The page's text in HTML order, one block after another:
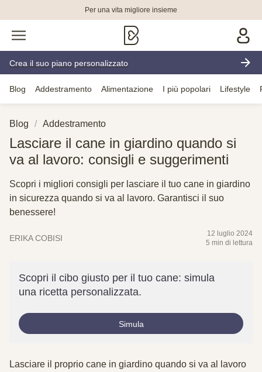
Per una vita migliore insieme
Crea il suo piano personalizzato
Blog Addestramento Alimentazione I più popolari Lifestyle
Blog Addestramento
Lasciare il cane in giardino quando si
va al lavoro: consigli e suggerimenti
Scopri i migliori consigli per lasciare il tuo cane in giardino
in sicurezza quando si va al lavoro. Garantisci il suo
benessere!
ERIKA COBISI
12 luglio 2024
5 min di lettura
Scopri il cibo giusto per il tuo cane: simula
una ricetta personalizzata.
Simula
Lasciare il proprio cane in giardino quando si va al lavoro